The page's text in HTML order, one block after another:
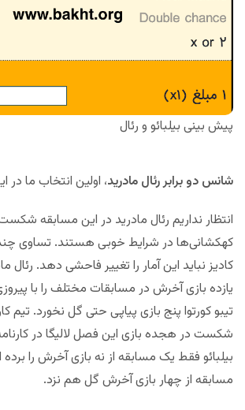
پیش بینی بیلبائو و رئال
شانس دو برابر رئال مادرید، اولین انتخاب ما در
انتظار نداریم رئال مادرید در این مسابقه
کهکشانی‌ها در شرایط خوبی هستند. تساوی
کادیز نباید این آمار را تغییر فاحشی دهد. رئال
یازده بازی آخرش در مسابقات مختلف را با
تیبو کورتوا پنج بازی پیاپی حتی گل نخورد. تیم
شکست در هجده بازی این فصل لالیگا در
بیلبائو فقط یک مسابقه از نه بازی آخرش را
مسابقه از چهار بازی آخرش گل هم نزد.